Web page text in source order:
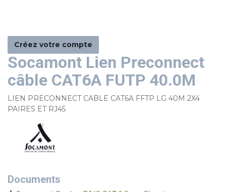
Créez votre compte
Socamont Lien Preconnect
câble CAT6A FUTP 40.0M
LIEN PRECONNECT CABLE CAT6A FFTP LG 40M 2X4
PAIRES ET RJ45
Documents